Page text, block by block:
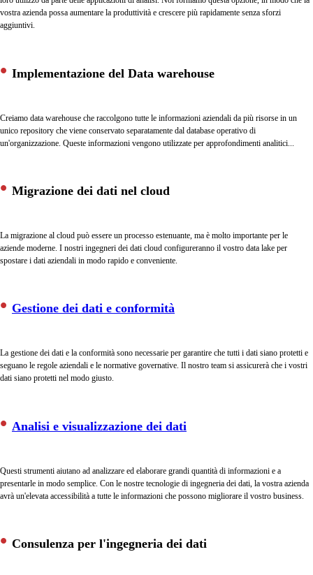
vostra azienda possa aumentare la produttività e crescere più rapidamente senza sforzi
aggiuntivi.
Implementazione del Data warehouse
Creiamo data warehouse che raccolgono tutte le informazioni aziendali da più risorse in un
unico repository che viene conservato separatamente dal database operativo di
un'organizzazione. Queste informazioni vengono utilizzate per approfondimenti analitici...
Migrazione dei dati nel cloud
La migrazione al cloud può essere un processo estenuante, ma è molto importante per le
aziende moderne. I nostri ingegneri dei dati cloud configureranno il vostro data lake per
spostare i dati aziendali in modo rapido e conveniente.
Gestione dei dati e conformità
La gestione dei dati e la conformità sono necessarie per garantire che tutti i dati siano protetti e
seguano le regole aziendali e le normative governative. Il nostro team si assicurerà che i vostri
dati siano protetti nel modo giusto.
Analisi e visualizzazione dei dati
Questi strumenti aiutano ad analizzare ed elaborare grandi quantità di informazioni e a
presentarle in modo semplice. Con le nostre tecnologie di ingegneria dei dati, la vostra azienda
avrà un'elevata accessibilità a tutte le informazioni che possono migliorare il vostro business.
Consulenza per l'ingegneria dei dati